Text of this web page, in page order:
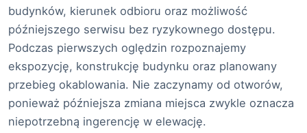
budynków, kierunek odbioru oraz możliwość
późniejszego serwisu bez ryzykownego dostępu.
Podczas pierwszych oględzin rozpoznajemy
ekspozycję, konstrukcję budynku oraz planowany
przebieg okablowania. Nie zaczynamy od otworów,
ponieważ późniejsza zmiana miejsca zwykle oznacza
niepotrzebną ingerencję w elewację.